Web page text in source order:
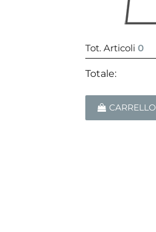
Tot. Articoli 0
Totale:
CARRELLO